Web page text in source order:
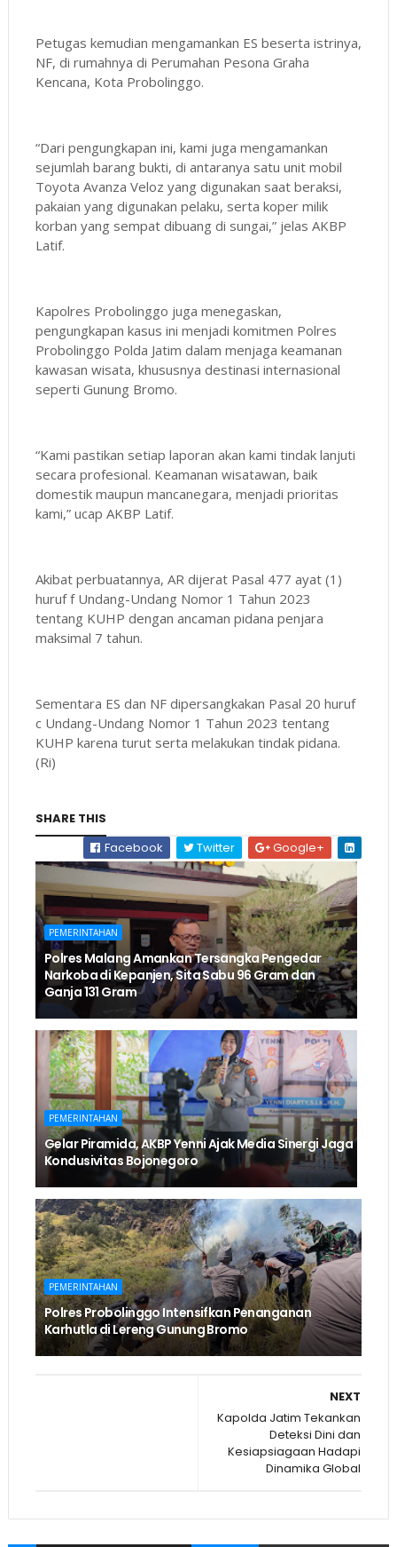
Petugas kemudian mengamankan ES beserta istrinya,
NF, di rumahnya di Perumahan Pesona Graha
Kencana, Kota Probolinggo.
“Dari pengungkapan ini, kami juga mengamankan
sejumlah barang bukti, di antaranya satu unit mobil
Toyota Avanza Veloz yang digunakan saat beraksi,
pakaian yang digunakan pelaku, serta koper milik
korban yang sempat dibuang di sungai,” jelas AKBP
Latif.
Kapolres Probolinggo juga menegaskan,
pengungkapan kasus ini menjadi komitmen Polres
Probolinggo Polda Jatim dalam menjaga keamanan
kawasan wisata, khususnya destinasi internasional
seperti Gunung Bromo.
“Kami pastikan setiap laporan akan kami tindak lanjuti
secara profesional. Keamanan wisatawan, baik
domestik maupun mancanegara, menjadi prioritas
kami,” ucap AKBP Latif.
Akibat perbuatannya, AR dijerat Pasal 477 ayat (1)
huruf f Undang-Undang Nomor 1 Tahun 2023
tentang KUHP dengan ancaman pidana penjara
maksimal 7 tahun.
Sementara ES dan NF dipersangkakan Pasal 20 huruf
c Undang-Undang Nomor 1 Tahun 2023 tentang
KUHP karena turut serta melakukan tindak pidana.
(Ri)
SHARE THIS
Facebook
Twitter Google+
PEMERINTAHAN
Polres Malang Amankan Tersangka Pengedar
Narkoba di Kepanjen, Sita Sabu 96 Gram dan
Ganja 131 Gram
PEMERINTAHAN
Gelar Piramida, AKBP Yenni Ajak Media Sinergi Jaga
Kondusivitas Bojonegoro
PEMERINTAHAN
Polres Probolinggo Intensifkan Penanganan
Karhutla di Lereng Gunung Bromo
NEXT
Kapolda Jatim Tekankan
Deteksi Dini dan
Kesiapsiagaan Hadapi
Dinamika Global